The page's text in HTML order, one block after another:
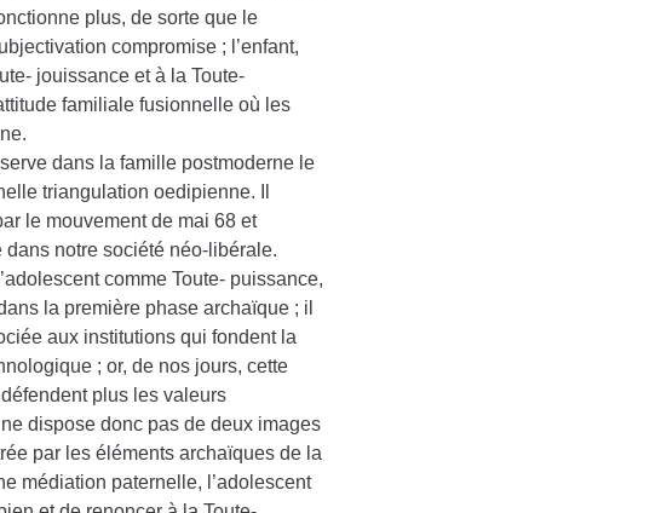
plus, de sorte que le
compromise ; l’enfant,
jouissance et à la Toute-
familiale fusionnelle où les
dans la famille postmoderne le
triangulation oedipienne. Il
le mouvement de mai 68 et
dans notre société néo-libérale.
comme Toute- puissance,
la première phase archaïque ; il
aux institutions qui fondent la
; or, de nos jours, cette
plus les valeurs
dispose donc pas de deux images
par les éléments archaïques de la
médiation paternelle, l’adolescent